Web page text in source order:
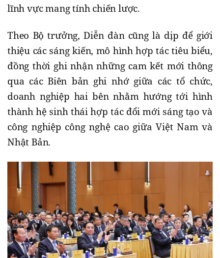
lĩnh vực mang tính chiến lược.
Theo Bộ trưởng, Diễn đàn cũng là dịp để giới
thiệu các sáng kiến, mô hình hợp tác tiêu biểu,
đồng thời ghi nhận những cam kết mới thông
qua các Biên bản ghi nhớ giữa các tổ chức,
doanh nghiệp hai bên nhằm hướng tới hình
thành hệ sinh thái hợp tác đổi mới sáng tạo và
công nghiệp công nghệ cao giữa Việt Nam và
Nhật Bản.